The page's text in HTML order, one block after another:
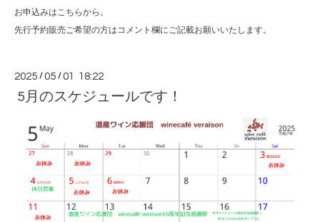
お申込みはこちらから。
先行予約販売ご希望の方はコメント欄にご記載お願いいたします。
2025 /05 /01 18:22
5月のスケジュールです！